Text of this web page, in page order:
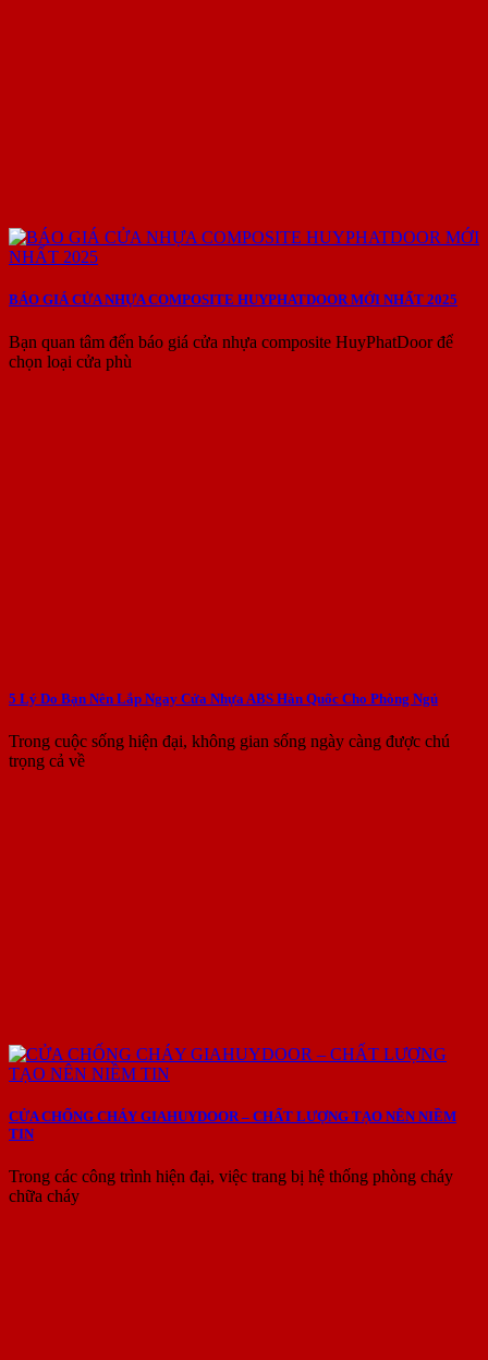
BÁO GIÁ CỬA NHỰA COMPOSITE HUYPHATDOOR MỚI NHẤT 2025
Bạn quan tâm đến báo giá cửa nhựa composite HuyPhatDoor để
chọn loại cửa phù
5 Lý Do Bạn Nên Lắp Ngay Cửa Nhựa ABS Hàn Quốc Cho Phòng Ngủ
Trong cuộc sống hiện đại, không gian sống ngày càng được chú
trọng cả về
CỬA CHỐNG CHÁY GIAHUYDOOR – CHẤT LƯỢNG TẠO NÊN NIỀM
TIN
Trong các công trình hiện đại, việc trang bị hệ thống phòng cháy
chữa cháy